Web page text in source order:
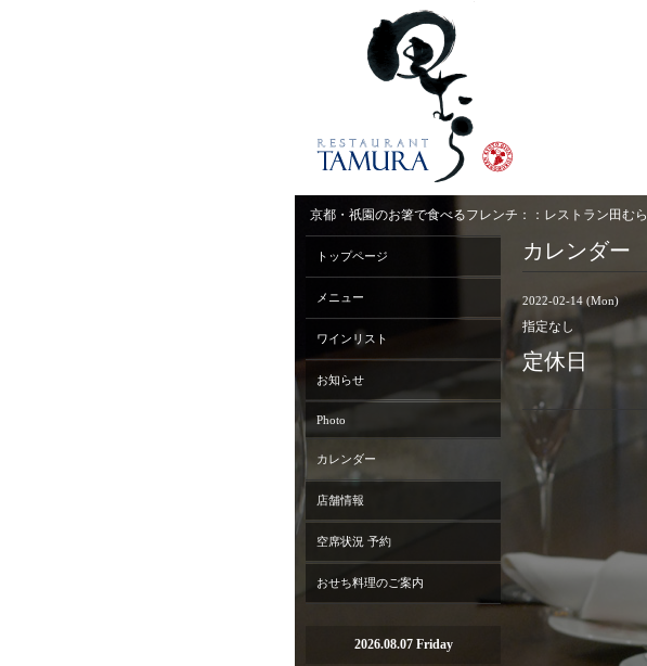
京都・祇園のお箸で食べるフレンチ：：レストラン田むら
カレンダー
2022-02-14 (Mon)
指定なし
定休日
トップページ
メニュー
ワインリスト
お知らせ
Photo
カレンダー
店舗情報
空席状況 予約
おせち料理のご案内
2026.08.07 Friday